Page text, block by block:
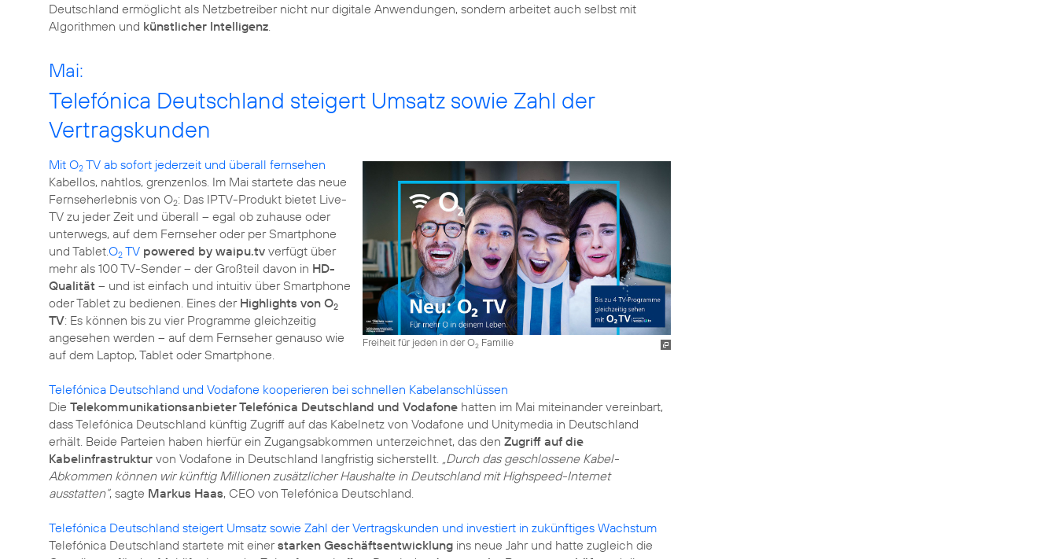
Deutschland ermöglicht als Netzbetreiber nicht nur digitale Anwendungen, sondern arbeitet auch selbst mit
Algorithmen und künstlicher Intelligenz.
Mai:
Telefónica Deutschland steigert Umsatz sowie Zahl der
Vertragskunden
Freiheit für jeden in der O2Familie
Mit O2 TV ab sofort jederzeit und überall fernsehen
Kabellos, nahtlos, grenzenlos. Im Mai startete das neue
Fernseherlebnis von O2: Das IPTV-Produkt bietet Live-
TV zu jeder Zeit und überall – egal ob zuhause oder
unterwegs, auf dem Fernseher oder per Smartphone
und Tablet.O2 TV powered by waipu.tv verfügt über
mehr als 100 TV-Sender – der Großteil davon in HD-
Qualität – und ist einfach und intuitiv über Smartphone
oder Tablet zu bedienen. Eines der Highlights von O2
TV: Es können bis zu vier Programme gleichzeitig
angesehen werden – auf dem Fernseher genauso wie
auf dem Laptop, Tablet oder Smartphone.
Telefónica Deutschland und Vodafone kooperieren bei schnellen Kabelanschlüssen
Die Telekommunikationsanbieter Telefónica Deutschland und Vodafone hatten im Mai miteinander vereinbart,
dass Telefónica Deutschland künftig Zugriff auf das Kabelnetz von Vodafone und Unitymedia in Deutschland
erhält. Beide Parteien haben hierfür ein Zugangsabkommen unterzeichnet, das den Zugriff auf die
Kabelinfrastruktur von Vodafone in Deutschland langfristig sicherstellt. „Durch das geschlossene Kabel-
Abkommen können wir künftig Millionen zusätzlicher Haushalte in Deutschland mit Highspeed-Internet
ausstatten“, sagte Markus Haas, CEO von Telefónica Deutschland.
Telefónica Deutschland steigert Umsatz sowie Zahl der Vertragskunden und investiert in zukünftiges Wachstum
Telefónica Deutschland startete mit einerstarken Geschäftsentwicklung ins neue Jahr und hatte zugleich die